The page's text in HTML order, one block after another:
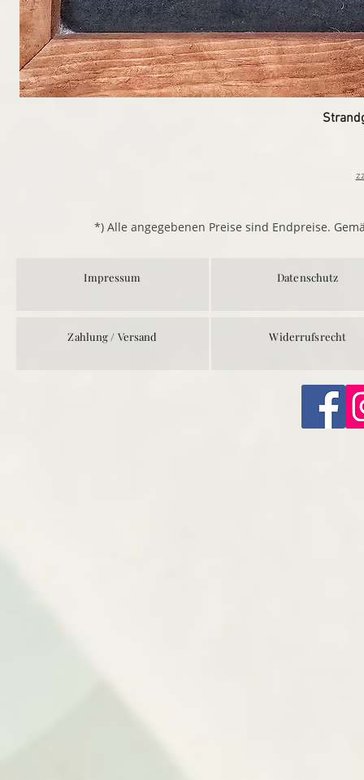
*) Alle angegebenen Preise sind Endpreise.
Impressum
Zahlung / Versand
Datenschutz
Widerrufsrecht